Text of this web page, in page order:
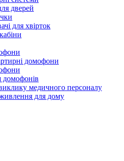
дверей
для хвірток
домофони
домофонів
медичного персоналу
для дому